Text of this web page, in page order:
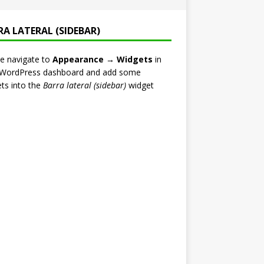
LATERAL (SIDEBAR)
navigate to Appearance → Widgets in
dashboard and add some
into the Barra lateral (sidebar)widget